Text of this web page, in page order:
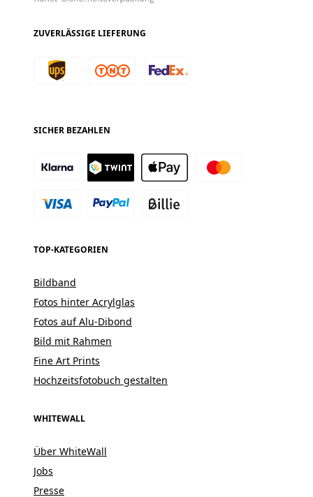
ZUVERLÄSSIGE LIEFERUNG
SICHER BEZAHLEN
TOP-KATEGORIEN
Bildband
Fotos hinter Acrylglas
Fotos auf Alu-Dibond
Bild mit Rahmen
Fine Art Prints
Hochzeitsfotobuch gestalten
WHITEWALL
Über WhiteWall
Jobs
Presse